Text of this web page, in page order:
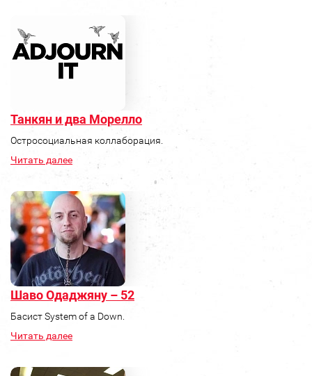
Танкян и два Морелло
Остросоциальная коллаборация.
Читать далее
Шаво Одаджяну – 52
Басист System of a Down.
Читать далее